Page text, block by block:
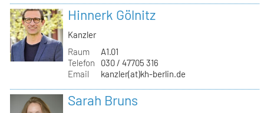
Hinnerk Gölnitz
Kanzler
Raum
A1.01
Telefon
030 / 47705 316
Email
kanzler(at)kh-berlin.de
Sarah Bruns